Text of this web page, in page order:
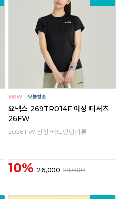
요넥스 269TR014F 여성 티셔츠
26FW
2026 FW 신상 배드민턴의류
10% 26,000 29,000